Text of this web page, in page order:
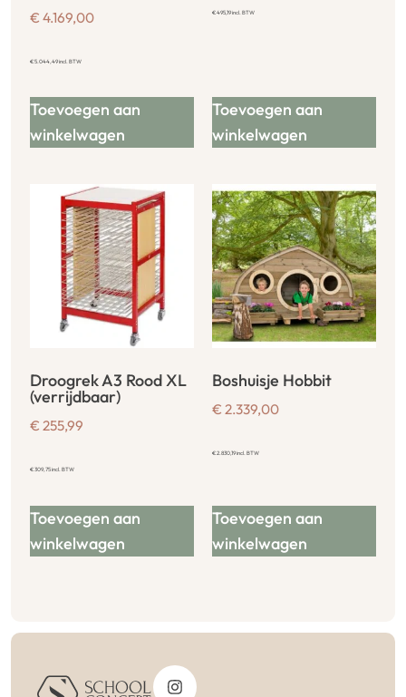
€ 4.169,00
€5.044,49incl. BTW
Toevoegen aan
winkelwagen
€495,19incl. BTW
Toevoegen aan
winkelwagen
Droogrek A3 Rood XL
(verrijdbaar)
€ 255,99
€309,75incl. BTW
Toevoegen aan
winkelwagen
Boshuisje Hobbit
€ 2.339,00
€2.830,19incl. BTW
Toevoegen aan
winkelwagen